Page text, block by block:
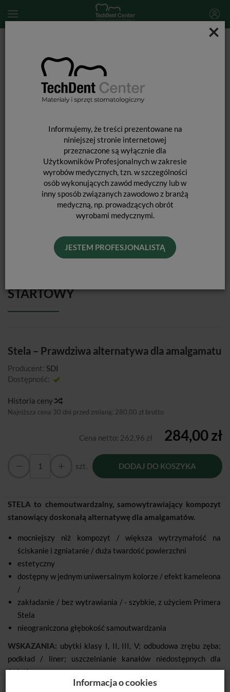
×
Informujemy, że treści prezentowane na
niniejszej stronie internetowej
przeznaczone są wyłącznie dla
Użytkowników Profesjonalnych w zakresie
wyrobów medycznych, tzn. w szczególności
osób wykonujących zawód medyczny lub w
inny sposób związanych zawodowo z branżą
medyczną, np. prowadzących obrót
wyrobami medycznymi.
JESTEM PROFESJONALISTĄ
MATERIAŁY KOMPOZYOWE CHEMOUTWARDZALNE
STELA Automix / zestaw startowy
STARTOWY
Stela – Prawdziwa alternatywa dla amalgamatu
Producent: SDI
Dostępność:
Historia ceny
Najniższa cena 30 dni przed zmianą: 280,00 zł brutto
Cena netto: 262,96 zł 284,00 zł
szt. DODAJ DO KOSZYKA
STELA to chemoutwardzalny, samowytrawiający kompozyt
stanowiący doskonałą alternatywę dla amalgamatów.
mocniejszy niż kompozyt / większa wytrzymałość na
ściskanie i zgniatanie / duża twardość powierzchni
estetyczny
dostępny w jednym uniwersalnym kolorze / efekt kameleona
/
zakładanie / bez wytrawiania / - szybkie, z użyciem Primera
Stela
nieograniczona głębokość samoutwardzania
WSKAZANIA: ubytki klasy I, II, III, V; odbudowa zrębu zęba;
podkład / liner; uszczelnianie kanałów niedostępnych dla
światła
Informacja o cookies